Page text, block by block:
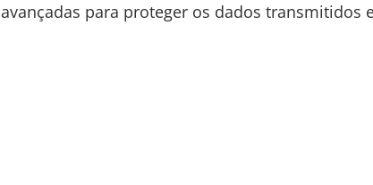
avançadas para proteger os dados transmitidos